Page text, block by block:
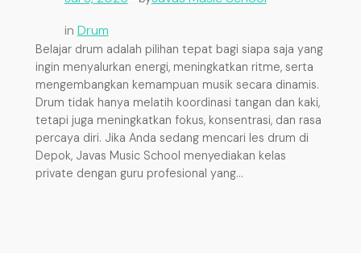
in Drum
Belajar drum adalah pilihan tepat bagi siapa saja yang
ingin menyalurkan energi, meningkatkan ritme, serta
mengembangkan kemampuan musik secara dinamis.
Drum tidak hanya melatih koordinasi tangan dan kaki,
tetapi juga meningkatkan fokus, konsentrasi, dan rasa
percaya diri. Jika Anda sedang mencari les drum di
Depok, Javas Music School menyediakan kelas
private dengan guru profesional yang…